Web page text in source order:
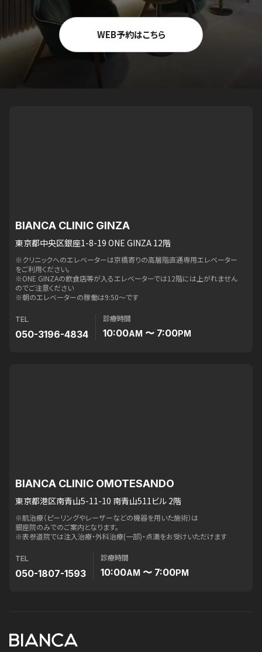
WEB予約はこちら
BIANCA CLINIC GINZA
東京都中央区銀座1-8-19 ONE GINZA 12階
※クリニックへのエレベーターは京橋寄りの高層階直通専用エレベーター
をご利用ください。
※ONE GINZAの飲食店等が入るエレベーターでは12階には上がれません
のでご注意ください
※朝のエレベーターの稼働は9:50〜です
TEL
050-3196-4834
診療時間
10:00AM 〜 7:00PM
BIANCA CLINIC OMOTESANDO
東京都港区南青山5-11-10 南青山511ビル 2階
※肌治療（ピーリングやレーザーなどの機器を用いた施術）は
銀座院のみでのご案内となります。
※表参道院では注入治療・外科治療(一部)・点滴をお受けいただけます
TEL
050-1807-1593
診療時間
10:00AM 〜 7:00PM